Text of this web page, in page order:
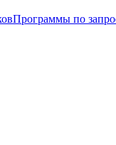
Программы по